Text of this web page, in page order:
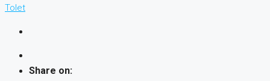
Tolet
Share on: